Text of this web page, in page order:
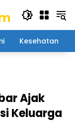
Kesehatan
Ajak
Keluarga